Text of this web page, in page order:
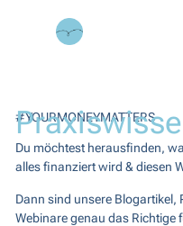
#YOURMONEYMATTERS
Du möchtest herausfinden,
alles finanziert wird & diesen
Dann sind unsere
Webinare genau das Richtige